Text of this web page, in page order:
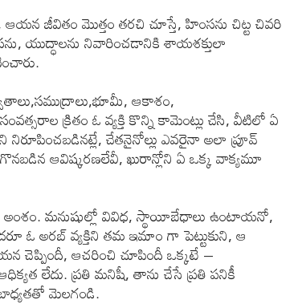
జీవితం మొత్తం తరచి చూస్తే, హింసను చిట్ట చివరి
యుద్ధాలను నివారించడానికి శాయశక్తులా
ఆకాశం,
క్రితం ఓ వ్యక్తి కొన్ని కామెంట్లు చేసి, వీటిలో ఏ
నిరూపించబడినట్లే, చేతనైనోల్లు ఎవరైనా అలా ప్రూవ్
ఆవిష్కరణలేవీ, ఖురాన్లోని ఏ ఒక్క వాక్యమూ
మనుషుల్లో వివిధ, స్థాయీబేధాలు ఉంటాయనో,
ఓ అరబ్ వ్యక్తిని తమ ఇమాం గా పెట్టుకుని, ఆ
చెప్పిందీ, ఆచరించి చూపిందీ ఒక్కటే –
లేదు. ప్రతి మనిషీ, తాను చేసే ప్రతి పనికీ
మెలగండి.